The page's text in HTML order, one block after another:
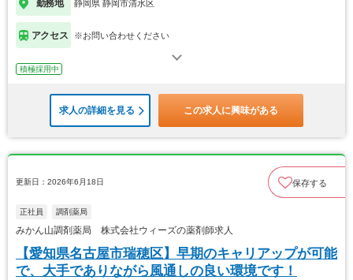
勤務地 静岡県 静岡市清水区
アクセス ※お問い合わせください
積極採用中
求人の詳細を見る この求人に興味がある
更新日：2026年6月18日 保存する
正社員 調剤薬局
みかん山調剤薬局 株式会社ウィーズの薬剤師求人
【愛知県名古屋市瑞穂区】早期のキャリアップが可能
で、大手でありながら風通しの良い環境です！